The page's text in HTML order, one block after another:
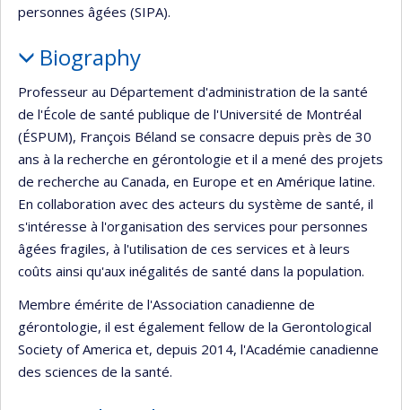
personnes âgées (SIPA).
Biography
Professeur au Département d'administration de la santé
de l'École de santé publique de l'Université de Montréal
(ÉSPUM), François Béland se consacre depuis près de 30
ans à la recherche en gérontologie et il a mené des projets
de recherche au Canada, en Europe et en Amérique latine.
En collaboration avec des acteurs du système de santé, il
s'intéresse à l'organisation des services pour personnes
âgées fragiles, à l'utilisation de ces services et à leurs
coûts ainsi qu'aux inégalités de santé dans la population.
Membre émérite de l'Association canadienne de
gérontologie, il est également fellow de la Gerontological
Society of America et, depuis 2014, l'Académie canadienne
des sciences de la santé.